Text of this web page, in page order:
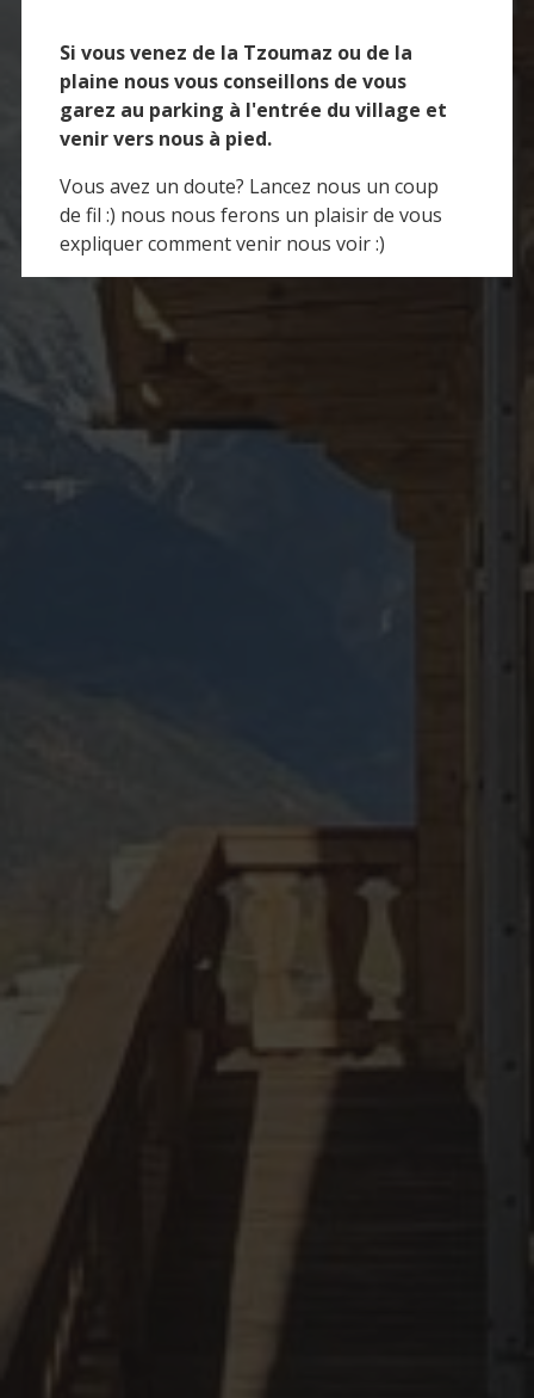
Si vous venez de la Tzoumaz ou de la
plaine nous vous conseillons de vous
garez au parking à l'entrée du village et
venir vers nous à pied.
Vous avez un doute? Lancez nous un coup
de fil :) nous nous ferons un plaisir de vous
expliquer comment venir nous voir :)